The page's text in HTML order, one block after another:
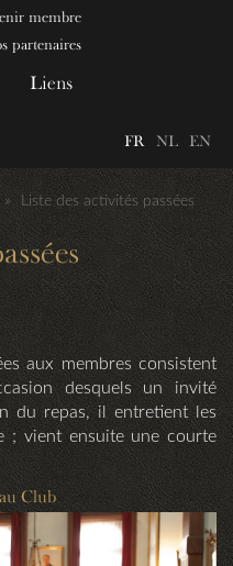
membre
partenaires
Liens
FR NL EN
» Liste des activités passées
aux membres consistent
desquels un invité
du repas, il entretient les
; vient ensuite une courte
Club